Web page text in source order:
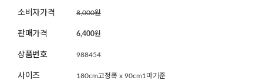
소비자가격 8,000원
판매가격 6,400원
상품번호 988454
사이즈 180cm고정폭 x 90cm1마기준